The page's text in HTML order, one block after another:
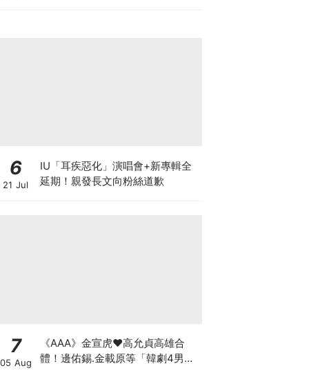
6
21 Jul
IU「耳疾惡化」演唱會+新專輯全
延期！親發長文向粉絲道歉
7
05 Aug
《AAA》金宣虎♥高允貞高雄合
體！邊佑錫.金載原等「韓劇4男